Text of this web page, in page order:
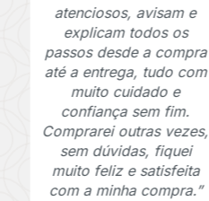
atenciosos, avisam e
explicam todos os
passos desde a compra
até a entrega, tudo com
muito cuidado e
confiança sem fim.
Comprarei outras vezes,
sem dúvidas, fiquei
muito feliz e satisfeita
com a minha compra.”